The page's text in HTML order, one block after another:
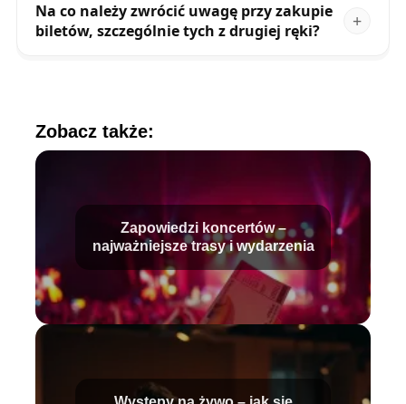
Na co należy zwrócić uwagę przy zakupie
biletów, szczególnie tych z drugiej ręki?
Zobacz także:
Zapowiedzi koncertów –
najważniejsze trasy i wydarzenia